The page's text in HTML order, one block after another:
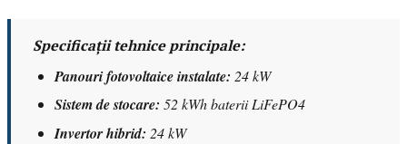
Specificații tehnice principale:
Panouri fotovoltaice instalate: 24 kW
Sistem de stocare: 52 kWh baterii LiFePO4
Invertor hibrid: 24 kW